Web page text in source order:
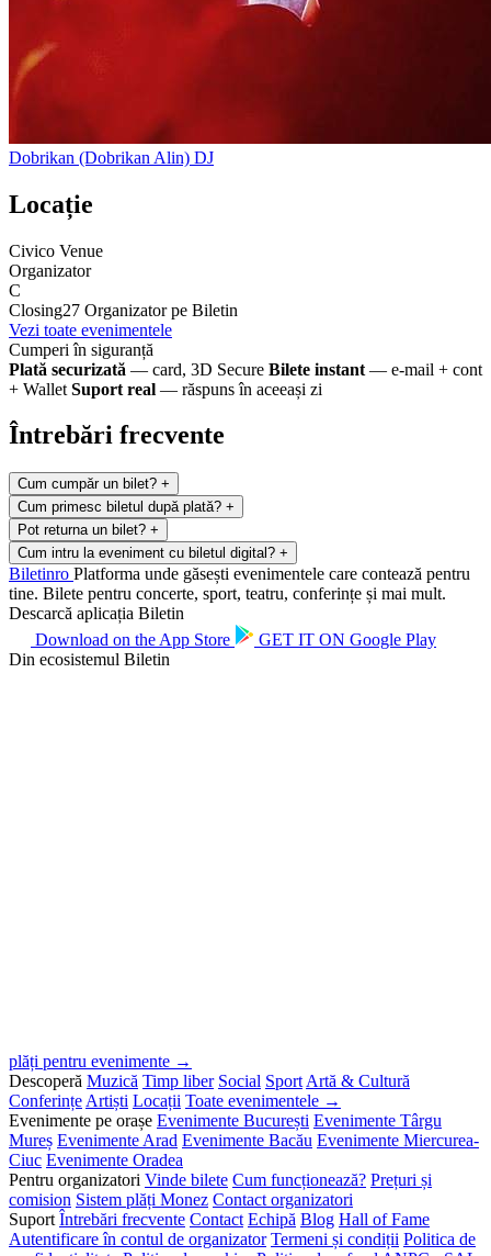
Dobrikan (Dobrikan Alin) DJ
Locație
Civico Venue
Organizator
C
Closing27 Organizator pe Biletin
Vezi toate evenimentele
Cumperi în siguranță
Plată securizată — card, 3D Secure Bilete instant — e-mail + cont
+ Wallet Suport real — răspuns în aceeași zi
Întrebări frecvente
Cum cumpăr un bilet? +
Cum primesc biletul după plată? +
Pot returna un bilet? +
Cum intru la eveniment cu biletul digital? +
Biletinro Platforma unde găsești evenimentele care contează pentru
tine. Bilete pentru concerte, sport, teatru, conferințe și mai mult.
Descarcă aplicația Biletin
Download on the App Store GET IT ON Google Play
Din ecosistemul Biletin
plăți pentru evenimente →
Descoperă Muzică Timp liber Social Sport Artă & Cultură
Conferințe Artiști Locații Toate evenimentele →
Evenimente pe orașe Evenimente București Evenimente Târgu
Mureș Evenimente Arad Evenimente Bacău Evenimente Miercurea-
Ciuc Evenimente Oradea
Pentru organizatori Vinde bilete Cum funcționează? Prețuri și
comision Sistem plăți Monez Contact organizatori
Suport Întrebări frecvente Contact Echipă Blog Hall of Fame
Autentificare în contul de organizator Termeni și condiții Politica de